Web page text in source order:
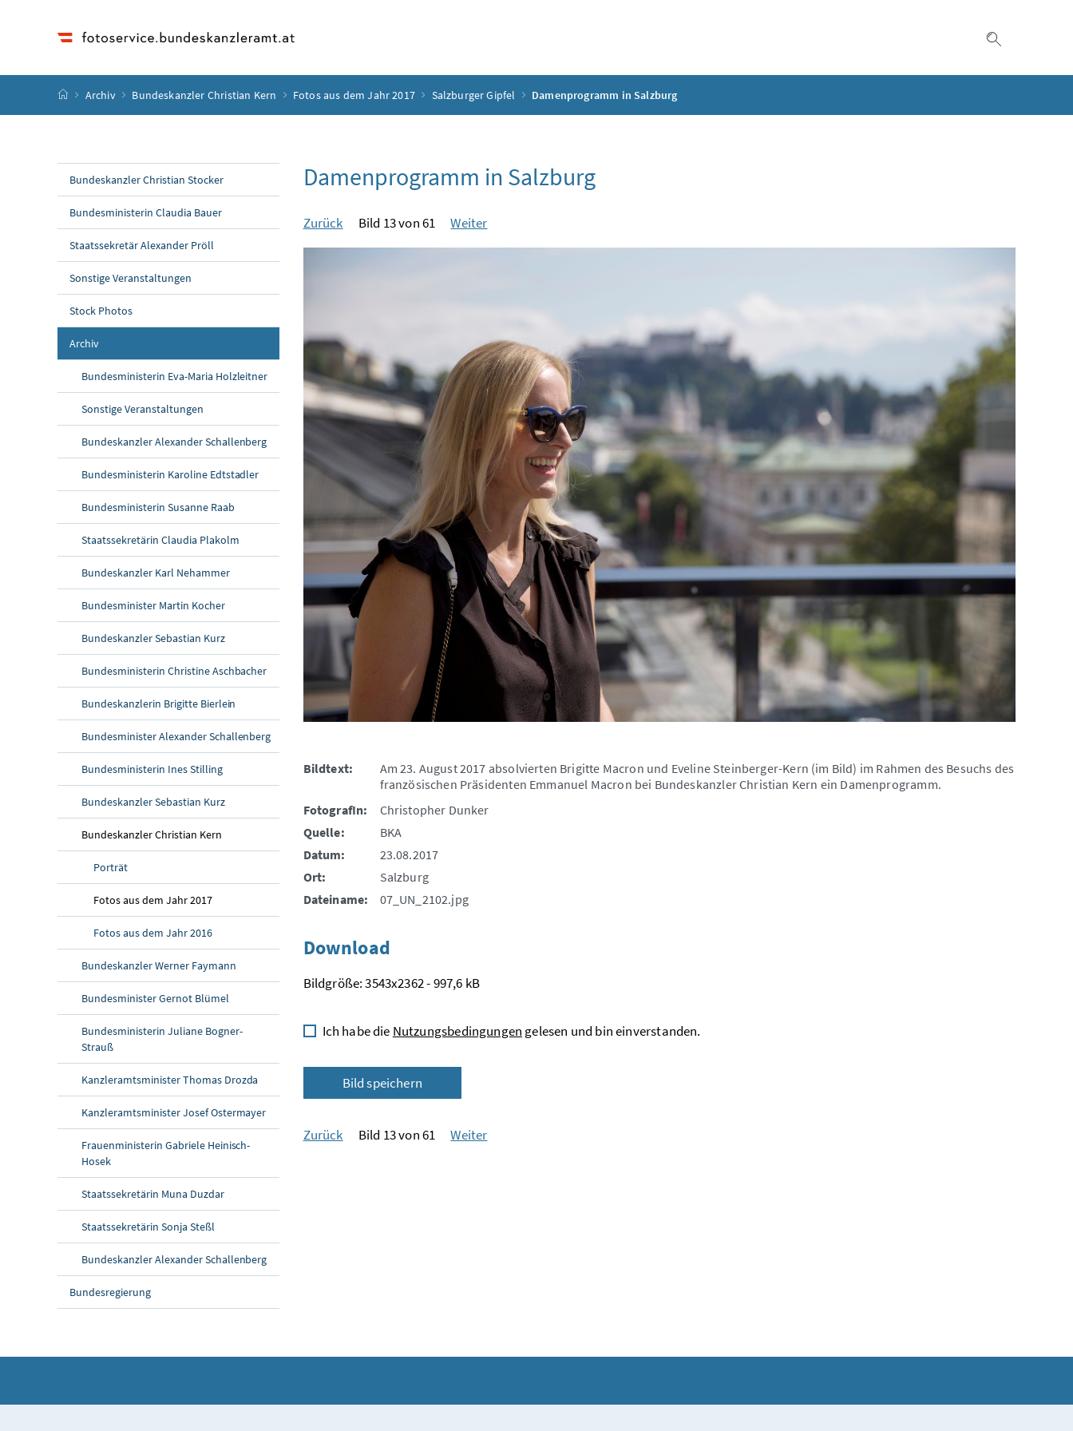
Startseite
Archiv Bundeskanzler Christian Kern Fotos aus dem Jahr 2017 Salzburger Gipfel Damenprogramm in Salzburg
Bundeskanzler Christian Stocker
Bundesministerin Claudia Bauer
Staatssekretär Alexander Pröll
Sonstige Veranstaltungen
Stock Photos
Archiv
Bundesministerin Eva-Maria Holzleitner
Sonstige Veranstaltungen
Bundeskanzler Alexander Schallenberg
Bundesministerin Karoline Edtstadler
Bundesministerin Susanne Raab
Staatssekretärin Claudia Plakolm
Bundeskanzler Karl Nehammer
Bundesminister Martin Kocher
Bundeskanzler Sebastian Kurz
Bundesministerin Christine Aschbacher
Bundeskanzlerin Brigitte Bierlein
Bundesminister Alexander Schallenberg
Bundesministerin Ines Stilling
Bundeskanzler Sebastian Kurz
Bundeskanzler Christian Kern
Porträt
Fotos aus dem Jahr 2017
Fotos aus dem Jahr 2016
Bundeskanzler Werner Faymann
Bundesminister Gernot Blümel
Bundesministerin Juliane Bogner-
Strauß
Kanzleramtsminister Thomas Drozda
Kanzleramtsminister Josef Ostermayer
Frauenministerin Gabriele Heinisch-
Hosek
Staatssekretärin Muna Duzdar
Staatssekretärin Sonja Steßl
Bundeskanzler Alexander Schallenberg
Bundesregierung
Damenprogramm in Salzburg
Zurück Bild 13 von 61 Weiter
Bildtext:
Am 23. August 2017 absolvierten Brigitte Macron und Eveline Steinberger-Kern (im Bild) im Rahmen des Besuchs des
französischen Präsidenten Emmanuel Macron bei Bundeskanzler Christian Kern ein Damenprogramm.
FotografIn:
Christopher Dunker
Quelle:
BKA
Datum:
23.08.2017
Ort:
Salzburg
Dateiname:
07_UN_2102.jpg
Download
Bildgröße: 3543x2362 - 997,6 kB
Ich habe die Nutzungsbedingungen gelesen und bin einverstanden.
Bild speichern
Zurück Bild 13 von 61 Weiter